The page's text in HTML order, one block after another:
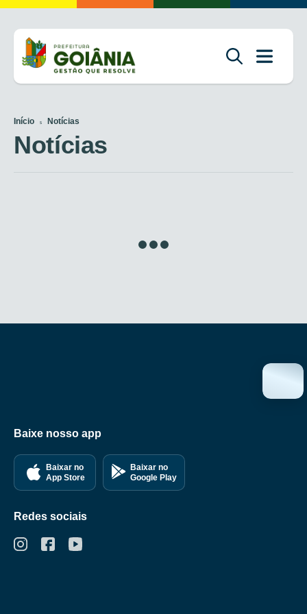
Início Notícias
Notícias
Baixe nosso app
Baixar no
App Store
Baixar no
Google
Play
Redes sociais
Privacidade